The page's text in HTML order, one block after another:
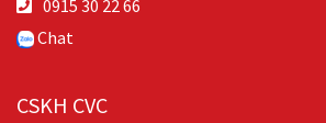
0915 30 22 66
Chat
CSKH CVC